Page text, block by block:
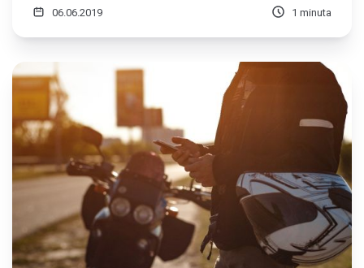
06.06.2019 1 minuta